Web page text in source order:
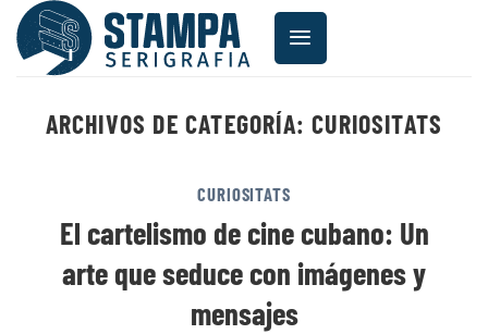
Saltar
al
ARCHIVOS DE CATEGORÍA:CURIOSITATS
CURIOSITATS
El cartelismo de cine cubano: Un
arte que seduce con imágenes y
mensajes